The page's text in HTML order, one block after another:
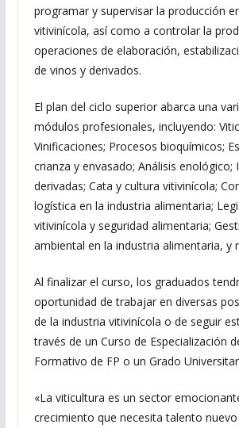
programar y supervisar la producción
vitivinícola, así como a controlar la
operaciones de elaboración,
de vinos y derivados.
El plan del ciclo superior abarca una
módulos profesionales, incluyendo:
Vinificaciones; Procesos bioquímicos;
crianza y envasado; Análisis enológico;
derivadas; Cata y cultura vitivinícola;
logística en la industria alimentaria;
vitivinícola y seguridad alimentaria;
ambiental en la industria alimentaria, y
Al finalizar el curso, los graduados
oportunidad de trabajar en diversas
de la industria vitivinícola o de seguir
través de un Curso de Especialización
Formativo de FP o un Grado
«La viticultura es un sector
crecimiento que necesita talento